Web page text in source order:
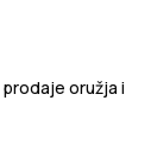
oružja i